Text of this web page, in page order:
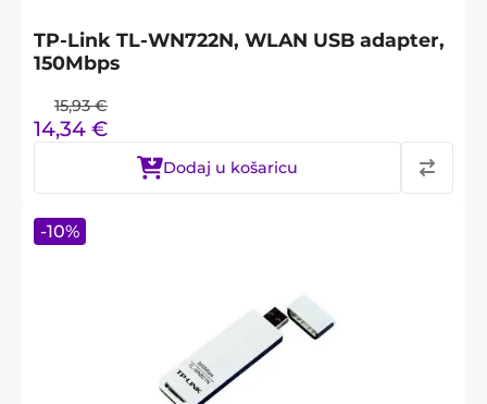
TP-Link TL-WN722N, WLAN USB adapter,
150Mbps
15,93 €
14,34 €
Dodaj u košaricu
-10%